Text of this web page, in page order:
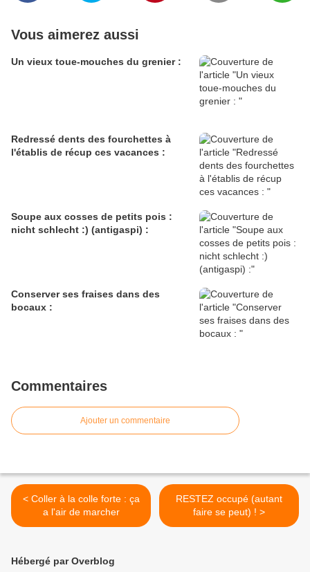
Vous aimerez aussi
Un vieux toue-mouches du grenier :
Redressé dents des fourchettes à
l'établis de récup ces vacances :
Soupe aux cosses de petits pois :
nicht schlecht :) (antigaspi) :
Conserver ses fraises dans des
bocaux :
Commentaires
Ajouter un commentaire
< Coller à la colle forte : ça
a l'air de marcher
RESTEZ occupé (autant
faire se peut) ! >
Hébergé par Overblog